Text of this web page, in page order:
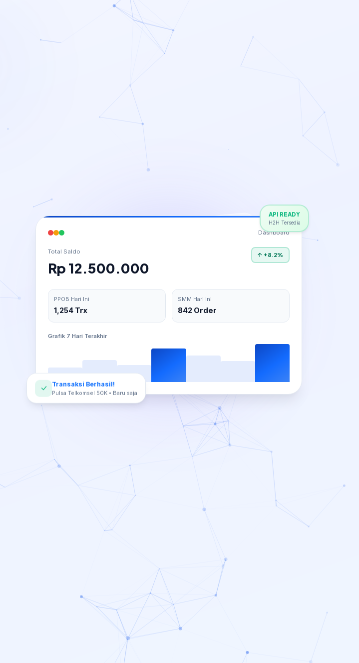
Dashboard
Total Saldo
Rp 12.500.000
↑ +8.2%
PPOB Hari Ini
1,254 Trx
SMM Hari Ini
842 Order
Grafik 7 Hari Terakhir
Transaksi Berhasil!
Pulsa Telkomsel 50K • Baru saja
API READY
H2H Tersedia